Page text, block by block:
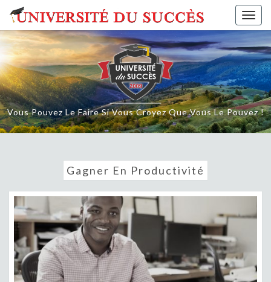
Skip
content
Vous Pouvez Le Faire Si Vous Croyez Que Vous Le Pouvez !
Gagner En Productivité